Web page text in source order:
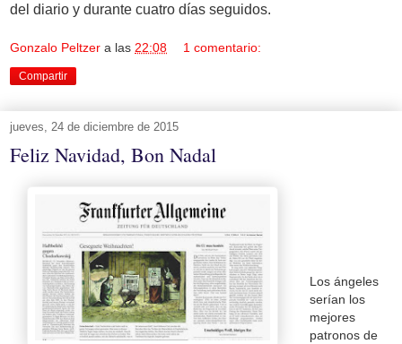
del diario y durante cuatro días seguidos.
Gonzalo Peltzer a las 22:08 1 comentario:
Compartir
jueves, 24 de diciembre de 2015
Feliz Navidad, Bon Nadal
Los ángeles
serían los
mejores
patronos de